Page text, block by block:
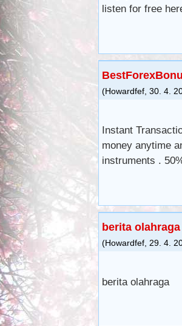
listen for free
(Howardfef 30. 4.
Instant
money anytime
instruments .
berita olahraga
(Howardfef 29. 4.
berita olahraga